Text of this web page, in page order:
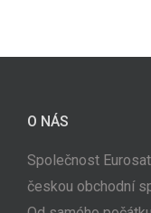
O NÁS
Společnost
českou obchodní